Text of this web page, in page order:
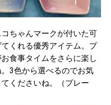
ちゃんマークが付いた可
くれる優秀アイテム。プ
食事タイムをさらに楽し
3色から選べるのでお気
くださいね。（プレー